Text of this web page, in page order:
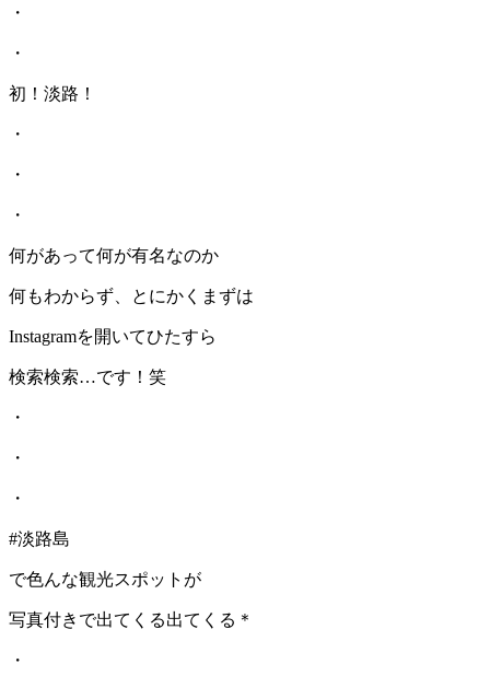
・
・
初！淡路！
・
・
・
何があって何が有名なのか
何もわからず、とにかくまずは
Instagramを開いてひたすら
検索検索…です！笑
・
・
・
#淡路島
で色んな観光スポットが
写真付きで出てくる出てくる＊
・